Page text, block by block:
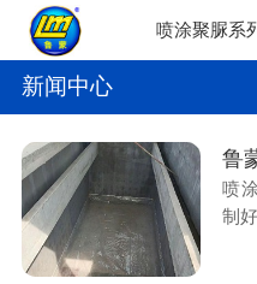
喷涂聚脲系
新闻中心
喷
制